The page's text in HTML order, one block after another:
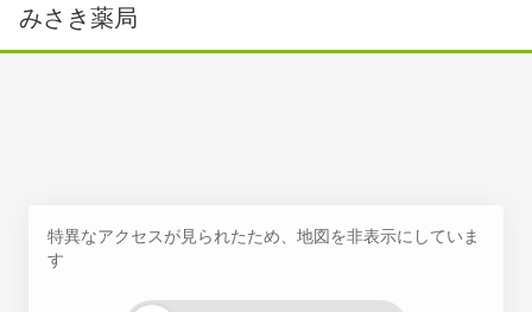
みさき薬局
特異なアクセスが見られたため、地図を非表示にしていま
す